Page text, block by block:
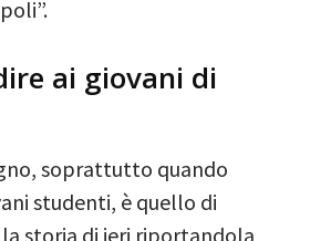
ai giovani di
soprattutto quando
studenti, è quello di
storia di ieri riportandola